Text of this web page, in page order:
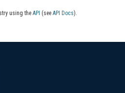
using the API (see API Docs).